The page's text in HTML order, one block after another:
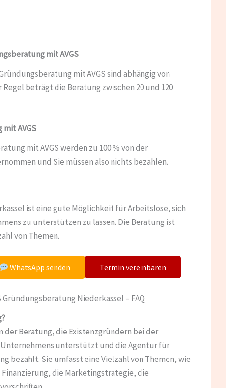
mit AVGS
mit AVGS sind abhängig von
beträgt die Beratung zwischen 20 und 120
AVGS
mit AVGS werden zu 100 % von der
und Sie müssen also nichts bezahlen.
ist eine gute Möglichkeit für Arbeitslose, sich
zu unterstützen zu lassen. Die Beratung ist
von Themen.
WhatsApp senden Termin vereinbaren
Niederkassel – FAQ
der Beratung, die Existenzgründern bei der
unterstützt und die Agentur für
bezahlt. Sie umfasst eine Vielzahl von Themen, wie
Finanzierung, die Marketingstrategie, die